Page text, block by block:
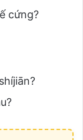
cứng?